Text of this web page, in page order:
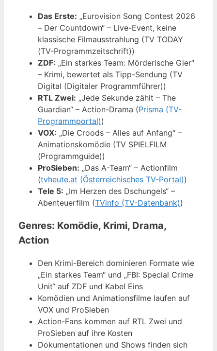
Das Erste: „Eurovision Song Contest 2026
– Der Countdown“ – Live-Event, keine
klassische Filmausstrahlung (TV TODAY
(TV-Programmzeitschrift))
ZDF: „Ein starkes Team: Mörderische Gier“
– Krimi, bewertet als Tipp-Sendung (TV
Digital (Digitaler Programmführer))
RTL Zwei: „Jede Sekunde zählt – The
Guardian“ – Action-Drama (Prisma (TV-
Programmportal))
VOX: „Die Croods – Alles auf Anfang“ –
Animationskomödie (TV SPIELFILM
(Programmguide))
ProSieben: „Das A-Team“ – Actionfilm
(tvheute.at (Österreichisches TV-Portal))
Tele 5: „Im Herzen des Dschungels“ –
Abenteuerfilm (TVinfo (TV-Datenbank))
Genres: Komödie, Krimi, Drama,
Action
Den Krimi-Bereich dominieren Formate wie
„Ein starkes Team“ und „FBI: Special Crime
Unit“ auf ZDF und Kabel Eins
Komödien und Animationsfilme laufen auf
VOX und ProSieben
Action-Fans kommen auf RTL Zwei und
ProSieben auf ihre Kosten
Dokumentationen und Shows finden sich